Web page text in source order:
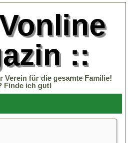
::
Verein für die gesamte Familie!
Finde ich gut!